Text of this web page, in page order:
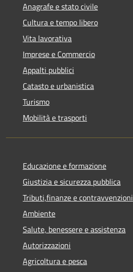
Anagrafe e stato civile
Cultura e tempo libero
Vita lavorativa
Imprese e Commercio
Appalti pubblici
Catasto e urbanistica
Turismo
Mobilità e trasporti
Educazione e formazione
Giustizia e sicurezza pubblica
Tributi,finanze e contravvenzioni
Ambiente
Salute, benessere e assistenza
Autorizzazioni
Agricoltura e pesca